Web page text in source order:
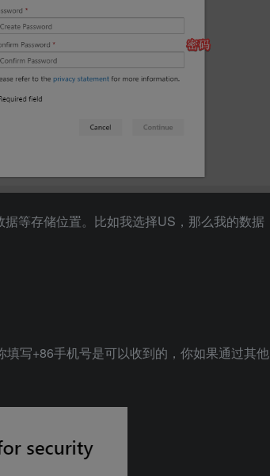
等存储位置。比如我选择US，那么我的数据
写+86手机号是可以收到的，你如果通过其他